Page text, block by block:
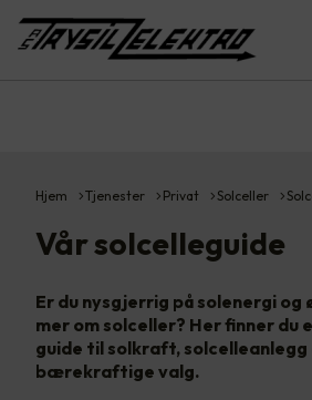
Hjem Tjenester Privat Solceller
Vår solcelleguide
Er du nysgjerrig på solenergi og
mer om solceller? Her finner du
guide til solkraft, solcelleanlegg
bærekraftige valg.